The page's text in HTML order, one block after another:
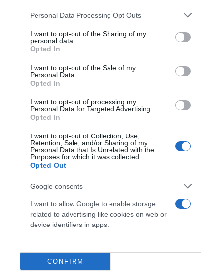
Please note that this website/app uses one or more Google
not limited to your visit or usage behaviour. You may click to
grant or deny consent to Google and its third-party tags to
use your data for below specified purposes in below Google
consent section.
Personal Data Processing Opt Outs
I want to opt-out of the Sharing of my
personal data.
Opted In
I want to opt-out of the Sale of my
Personal Data.
Opted In
I want to opt-out of processing my
Personal Data for Targeted Advertising.
Opted In
I want to opt-out of Collection, Use,
Retention, Sale, and/or Sharing of my
Personal Data that Is Unrelated with the
Purposes for which it was collected.
Opted Out
Google consents
I want to allow Google to enable storage
related to advertising like cookies on web or
device identifiers in apps.
CONFIRM
Κέντρο του Δήμου στο Φουρφουρά, είναι ανοικτό
για όσους ειδοποιήθηκαν ή ειδοποιηθούν να
απομακρυνθούν από τις οικίες τους.
Φωτ. ΑΠΕ - ΜΠΕ